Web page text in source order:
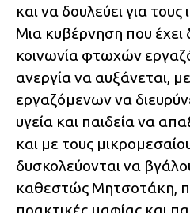
και να δουλεύει για τους
Μια κυβέρνηση που έχει
κοινωνία φτωχών
ανεργία να αυξάνεται,
εργαζόμενων να
υγεία και παιδεία να
και με τους
δυσκολεύονται να
καθεστώς Μητσοτάκη,